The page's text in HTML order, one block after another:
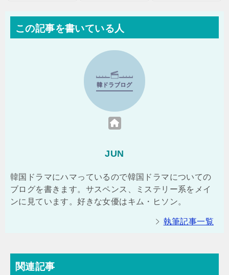
この記事を書いている人
JUN
韓国ドラマにハマっているので韓国ドラマについての
ブログを書きます。サスペンス、ミステリー系をメイ
ンに見ています。好きな女優はキム・ヒソン。
執筆記事一覧
関連記事